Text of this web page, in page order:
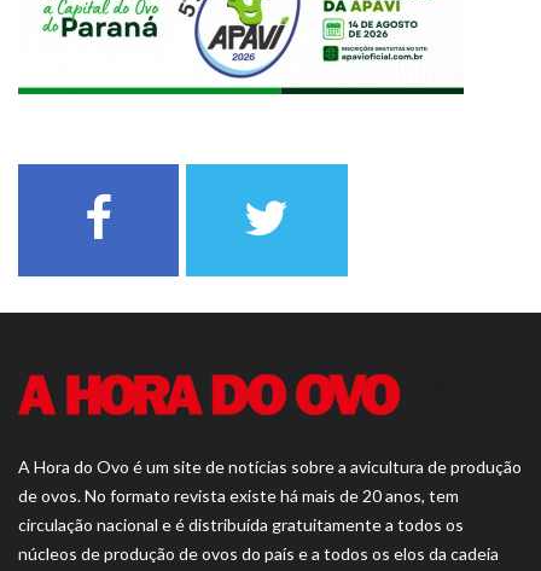
A Hora do Ovo é um site de notícias sobre a avicultura de produção
de ovos. No formato revista existe há mais de 20 anos, tem
circulação nacional e é distribuída gratuitamente a todos os
núcleos de produção de ovos do país e a todos os elos da cadeia